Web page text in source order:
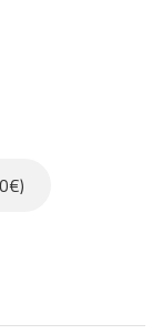
per bere un